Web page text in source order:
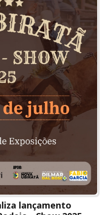
lançamento